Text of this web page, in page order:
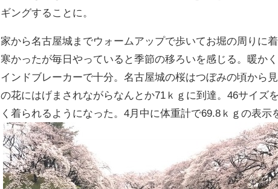
ギングすることに。
家から名古屋城までウォームアップで歩いてお堀の周りに
寒かったが毎日やっていると季節の移ろいを感じる。暖か
インドブレーカーで十分。名古屋城の桜はつぼみの頃から
の花にはげまされながらなんとか71ｋｇに到達。46サイズ
く着られるようになった。4月中に体重計で69.8ｋｇの表示